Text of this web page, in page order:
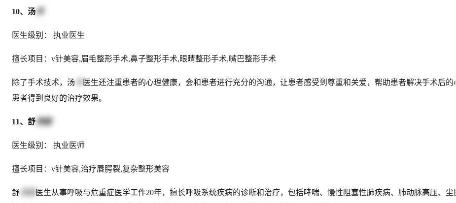
10、汤
医生级别： 执业医生
擅长项目：v针美容,眉毛整形手术,鼻子整形手术,眼睛整形手术,嘴巴整形手术
除了手术技术，汤
医生还注重患者的心理健康，会和患者进行充分的沟通，让患者感受到尊重和关爱，帮助患者解决手术后的
患者得到良好的治疗效果。
11、舒 茂国
医生级别： 执业医师
擅长项目：v针美容,治疗唇腭裂,复杂整形美容
舒
医生从事呼吸与危重症医学工作20年，擅长呼吸系统疾病的诊断和治疗，包括哮喘、慢性阻塞性肺疾病、肺动脉高压、尘